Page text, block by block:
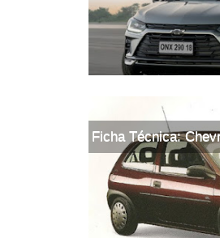
Ficha Técnica: